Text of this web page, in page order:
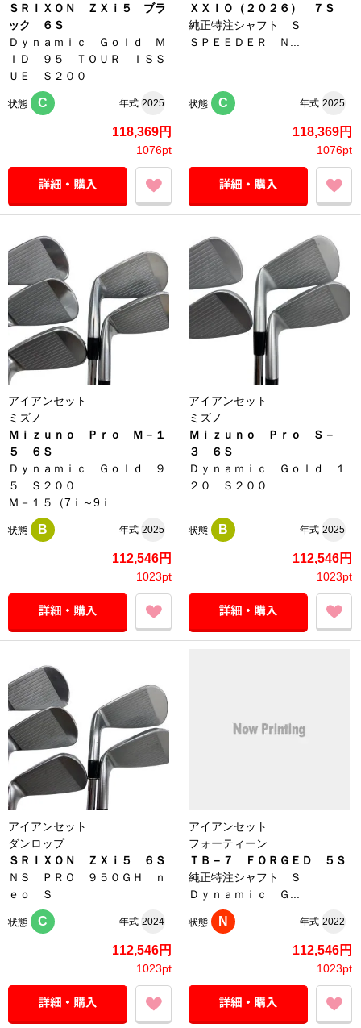
ＳＲＩＸＯＮ ＺＸｉ５ ブラ
ック ６Ｓ
Ｄｙｎａｍｉｃ Ｇｏｌｄ Ｍ
ＩＤ ９５ ＴＯＵＲ ＩＳＳ
ＵＥ Ｓ２００
状態 C 年式 2025
118,369円
1076pt
ＸＸＩＯ（２０２６） ７Ｓ
純正特注シャフト Ｓ
ＳＰＥＥＤＥＲ Ｎ...
状態 C 年式 2025
118,369円
1076pt
アイアンセット
ミズノ
Ｍｉｚｕｎｏ Ｐｒｏ Ｍ－１
５ ６Ｓ
Ｄｙｎａｍｉｃ Ｇｏｌｄ ９
５ Ｓ２００
Ｍ－１５（7ｉ～9ｉ...
状態 B 年式 2025
112,546円
1023pt
アイアンセット
ミズノ
Ｍｉｚｕｎｏ Ｐｒｏ Ｓ－
３ ６Ｓ
Ｄｙｎａｍｉｃ Ｇｏｌｄ １
２０ Ｓ２００
状態 B 年式 2025
112,546円
1023pt
アイアンセット
ダンロップ
ＳＲＩＸＯＮ ＺＸｉ５ ６Ｓ
ＮＳ ＰＲＯ ９５０ＧＨ ｎ
ｅｏ Ｓ
状態 C 年式 2024
112,546円
1023pt
アイアンセット
フォーティーン
ＴＢ－７ ＦＯＲＧＥＤ ５Ｓ
純正特注シャフト Ｓ
Ｄｙｎａｍｉｃ Ｇ...
状態 N 年式 2022
112,546円
1023pt